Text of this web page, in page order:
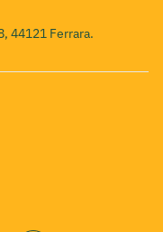
44121 Ferrara.